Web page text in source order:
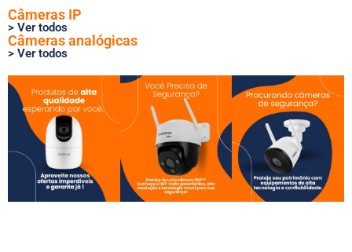
Câmeras IP
> Ver todos
Câmeras analógicas
> Ver todos